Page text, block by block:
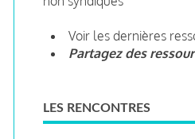
Voir les dernières
Partagez des
LES RENCONTRES